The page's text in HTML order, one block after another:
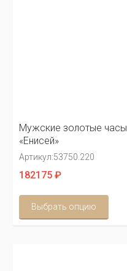
Мужские золотые часы
«Енисей»
Артикул:53750.220
182175 ₽
Выбрать опцию